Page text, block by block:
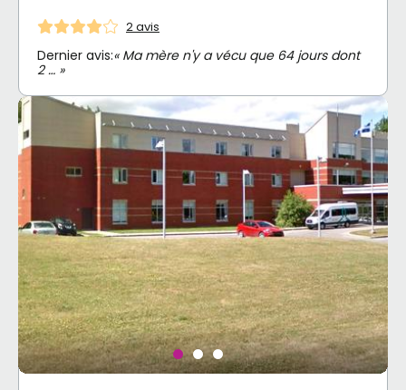
2 avis
Dernier avis:« Ma mère n'y a vécu que 64 jours dont
2 … »